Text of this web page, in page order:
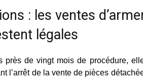
: les ventes
légales
près de vingt mois de procédure,
l’arrêt de la vente de pièces